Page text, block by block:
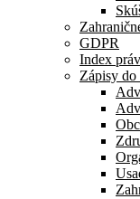
GDPR
Index
Zápisy do